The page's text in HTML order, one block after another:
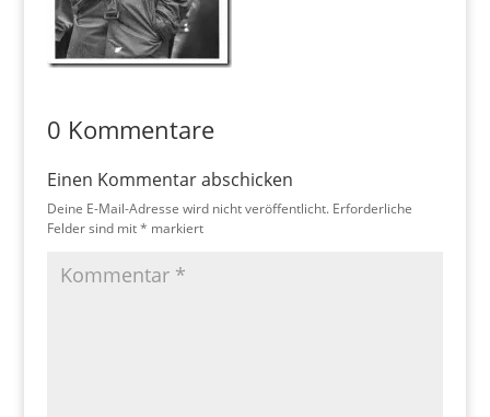
0 Kommentare
Einen Kommentar abschicken
Deine E-Mail-Adresse wird nicht veröffentlicht. Erforderliche
Felder sind mit* markiert